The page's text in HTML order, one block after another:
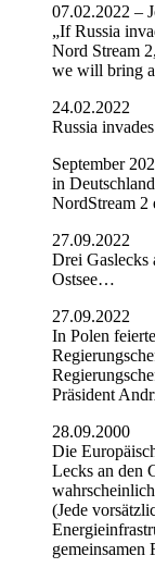
07.02.2022 –
„If Russia
Nord Stream 2,
we will bring
24.02.2022
Russia
September
in
NordStream 2
27.09.2022
Drei Gaslecks
Ostsee…
27.09.2022
In Polen
Präsident
28.09.2000
Die
Lecks an den
(Jede
gemeinsamen